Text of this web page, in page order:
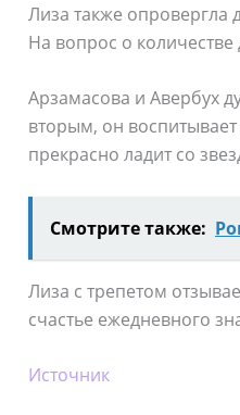
Лиза также опровергла
На вопрос о количестве
Арзамасова и Авербух
вторым, он
прекрасно ладит со
Смотрите также:
Лиза с трепетом
счастье ежедневного
Источник